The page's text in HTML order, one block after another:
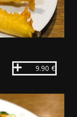
9.90 €